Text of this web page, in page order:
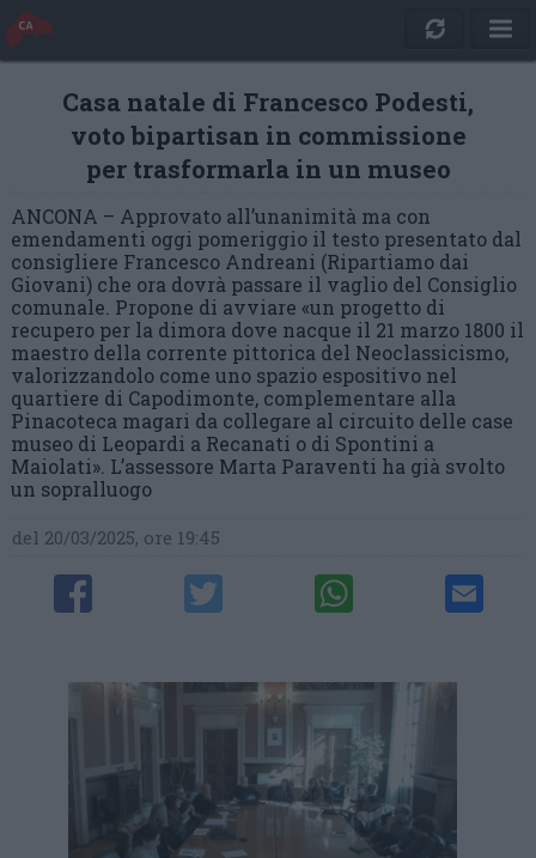
Casa natale di Francesco Podesti,
voto bipartisan in commissione
per trasformarla in un museo
ANCONA – Approvato all’unanimità ma con
emendamenti oggi pomeriggio il testo presentato dal
consigliere Francesco Andreani (Ripartiamo dai
Giovani) che ora dovrà passare il vaglio del Consiglio
comunale. Propone di avviare «un progetto di
recupero per la dimora dove nacque il 21 marzo 1800 il
maestro della corrente pittorica del Neoclassicismo,
valorizzandolo come uno spazio espositivo nel
quartiere di Capodimonte, complementare alla
Pinacoteca magari da collegare al circuito delle case
museo di Leopardi a Recanati o di Spontini a
Maiolati». L’assessore Marta Paraventi ha già svolto
un sopralluogo
del 20/03/2025, ore 19:45